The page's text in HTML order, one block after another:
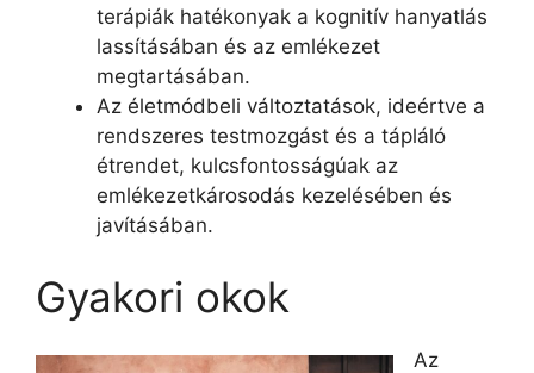
terápiák hatékonyak a kognitív hanyatlás
lassításában és az emlékezet
megtartásában.
Az életmódbeli változtatások, ideértve a
rendszeres testmozgást és a tápláló
étrendet, kulcsfontosságúak az
emlékezetkárosodás kezelésében és
javításában.
Gyakori okok
Az